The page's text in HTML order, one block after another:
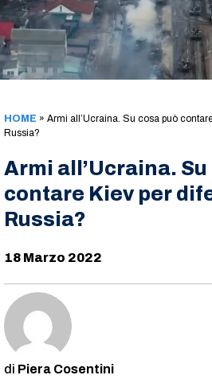
HOME » Armi all’Ucraina. Su cosa può
Russia?
Armi all’Ucraina. Su
contare Kiev per
Russia?
18 Marzo 2022
Piera Cosentini